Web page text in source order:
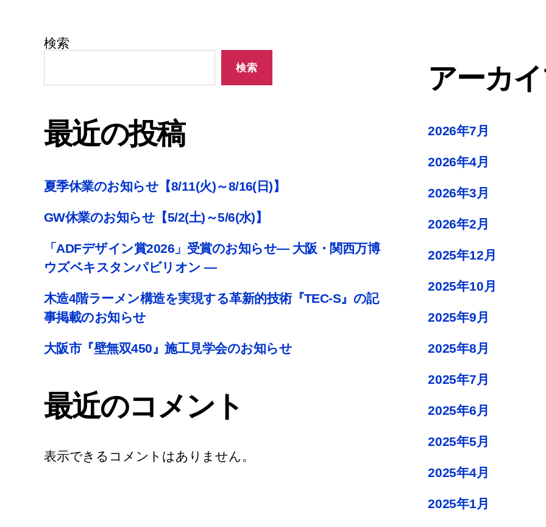
検索
検索
最近の投稿
夏季休業のお知らせ【8/11(火)～8/16(日)】
GW休業のお知らせ【5/2(土)～5/6(水)】
「ADFデザイン賞2026」受賞のお知らせ― 大阪・関西万博
ウズベキスタンパビリオン ―
木造4階ラーメン構造を実現する革新的技術『TEC-S』の記
事掲載のお知らせ
大阪市『壁無双450』施工見学会のお知らせ
最近のコメント
表示できるコメントはありません。
アーカ
2026年7月
2026年4月
2026年3月
2026年2月
2025年12月
2025年10月
2025年9月
2025年8月
2025年7月
2025年6月
2025年5月
2025年4月
2025年1月